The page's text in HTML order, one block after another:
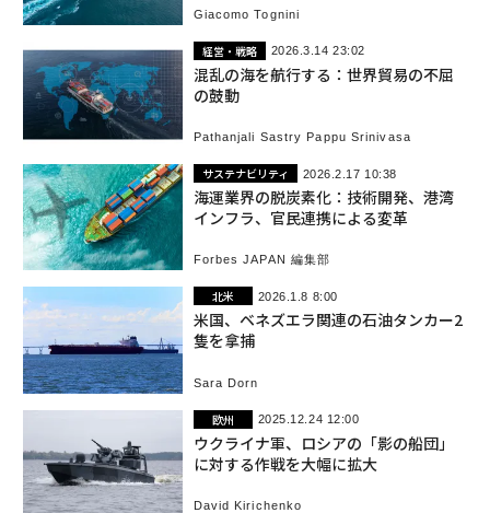
Giacomo Tognini
経営・戦略 2026.3.14 23:02
混乱の海を航行する：世界貿易の不屈
の鼓動
Pathanjali Sastry Pappu Srinivasa
サステナビリティ 2026.2.17 10:38
海運業界の脱炭素化：技術開発、港湾
インフラ、官民連携による変革
Forbes JAPAN 編集部
北米 2026.1.8 8:00
米国、ベネズエラ関連の石油タンカー2
隻を拿捕
Sara Dorn
欧州 2025.12.24 12:00
ウクライナ軍、ロシアの「影の船団」
に対する作戦を大幅に拡大
David Kirichenko